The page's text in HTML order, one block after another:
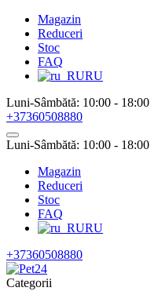
Magazin
Reduceri
Stoc
FAQ
RU
Luni-Sâmbătă: 10:00 - 18:00
+37360508880
Luni-Sâmbătă: 10:00 - 18:00
Magazin
Reduceri
Stoc
FAQ
RU
+37360508880
Categorii